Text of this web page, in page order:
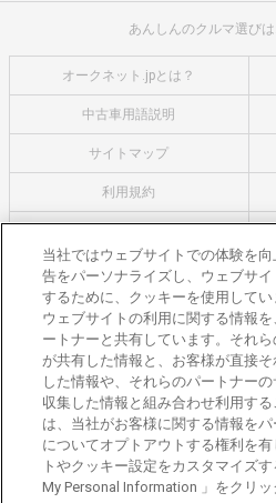
あんしんのクルマ選び
オークネット.jpとは？
中古車用語説明
サイトマップ
利用規約
オークネットのその他のサービス
バイク関連サービス
中古バイクを探すならバイクの窓口
レンタルバイクに乗るならモトオーク
ブランド関連サービス
ブランド品の買取はギャラリーレア
東京都公安委員会許可
株式会社オー
当社ではウェブサイトでの体験を
告をパーソナライズし、ウェブサ
するために、クッキーを使用して
ウェブサイトの利用に関する情報
ートナーと共有しています。それ
が共有した情報と、お客様が直接
した情報や、それらのパートナー
収集した情報と組み合わせ利用す
は、当社がお客様に関する情報を
についてオプトアウトする権利を
トやクッキー設定をカスタマイズす
My Personal Information 」をクリッ